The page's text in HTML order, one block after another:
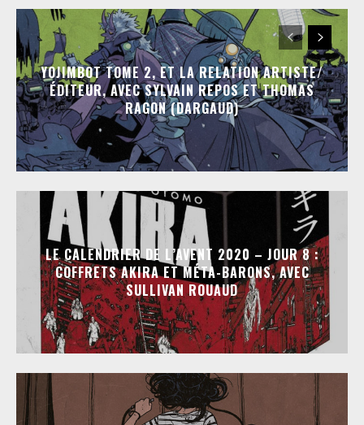
YOJIMBOT TOME 2, ET LA RELATION ARTISTE/
ÉDITEUR, AVEC SYLVAIN REPOS ET THOMAS
RAGON (DARGAUD)
LE CALENDRIER DE L’AVENT 2020 – JOUR 8 :
COFFRETS AKIRA ET MÉTA-BARONS, AVEC
SULLIVAN ROUAUD